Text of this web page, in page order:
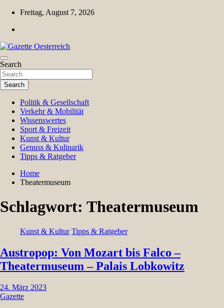
Skip
content
Freitag, August 7, 2026
Gazette Oesterreich
Magazin für Freizeit, Politik, Kultur & Wissenschaft
Search
Search
Politik & Gesellschaft
Verkehr & Mobilität
Wissenswertes
Sport & Freizeit
Kunst & Kultur
Genuss & Kulinarik
Tipps & Ratgeber
Home
Theatermuseum
Schlagwort: Theatermuseum
Kunst & Kultur Tipps & Ratgeber
Austropop: Von Mozart bis Falco –
Theatermuseum – Palais Lobkowitz
24. März 2023
Gazette